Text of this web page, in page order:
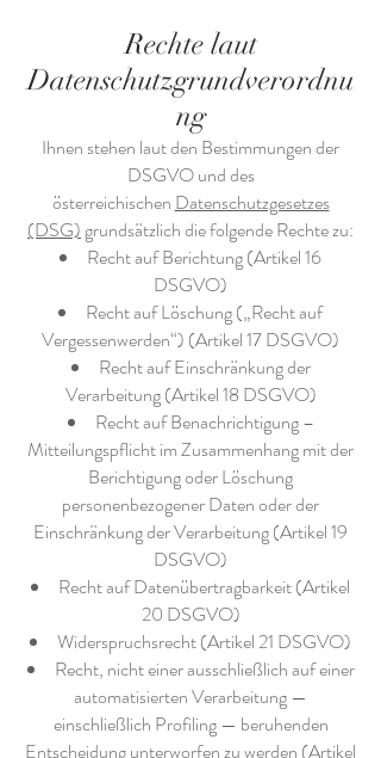
Rechte laut
Datenschutzgrundverordnu
ng
Ihnen stehen laut den Bestimmungen der
DSGVO und des
österreichischen Datenschutzgesetzes
(DSG)grundsätzlich die folgende Rechte zu:
Recht auf Berichtung (Artikel 16
DSGVO)
Recht auf Löschung („Recht auf
Vergessenwerden“) (Artikel 17 DSGVO)
Recht auf Einschränkung der
Verarbeitung (Artikel 18 DSGVO)
Recht auf Benachrichtigung –
Mitteilungspflicht im Zusammenhang mit der
Berichtigung oder Löschung
personenbezogener Daten oder der
Einschränkung der Verarbeitung (Artikel 19
DSGVO)
Recht auf Datenübertragbarkeit (Artikel
20 DSGVO)
Widerspruchsrecht (Artikel 21 DSGVO)
Recht, nicht einer ausschließlich auf einer
automatisierten Verarbeitung —
einschließlich Profiling — beruhenden
Entscheidung unterworfen zu werden (Artikel